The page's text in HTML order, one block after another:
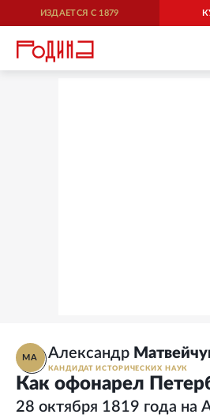
ИЗДАЕТСЯ С 1879
МА Александр
КАНДИДАТ ИСТОРИЧЕСКИХ НАУК
Как офонарел
28 октября 1819 года на